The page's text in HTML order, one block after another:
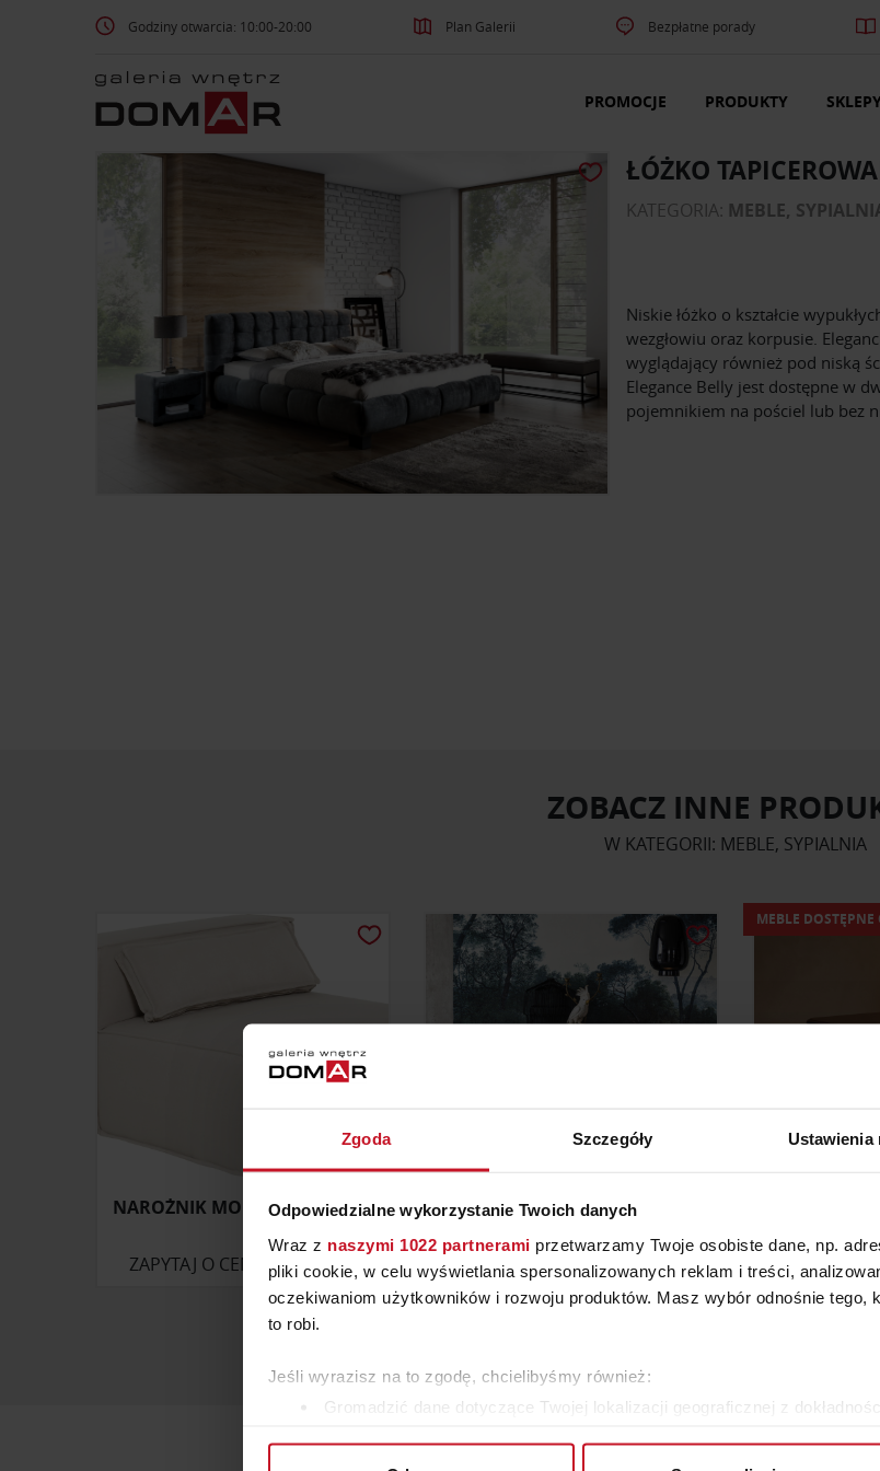
Zgoda Szczegóły Ustawienia
Odpowiedzialne wykorzystanie Twoich danych
Wraz z naszymi 1022 partnerami przetwarzamy Twoje osobiste dane, np.
pliki cookie, w celu wyświetlania spersonalizowanych reklam i treści,
oczekiwaniom użytkowników i rozwoju produktów. Masz wybór odnośnie tego,
to robi.
Jeśli wyrazisz na to zgodę, chcielibyśmy również:
Gromadzić dane dotyczące Twojej lokalizacji geograficznej z
Godziny otwarcia: 10:00-20:00 Plan Galerii Bezpłatne porady
PROMOCJE PRODUKTY
ŁÓŻKO
KATEGORIA: MEBLE,
Niskie łóżko o kształcie
wezgłowiu oraz korpusie.
wyglądający również pod niską
Elegance Belly jest dostępne w
pojemnikiem na pościel lub bez
ZOBACZ INNE
W KATEGORII: MEBLE, SYPIALNIA
NAROŻNIK MODUŁOWY CHILL
ZAPYTAJ O CENĘ W SALONIE
KOMODA ROYALTON
ZAPYTAJ O CENĘ W SALONIE
MEBLE DOSTĘPNE